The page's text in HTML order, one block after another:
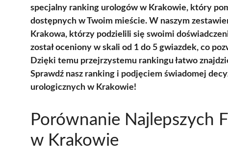
specjalny ranking urologów w Krakowie, który
dostępnych w Twoim mieście. W naszym
Krakowa, którzy podzielili się swoimi
został oceniony w skali od 1 do 5 gwiazdek, co
Dzięki temu przejrzystemu rankingu łatwo
Sprawdź nasz ranking i podjęciem świadomej
urologicznych w Krakowie!
Porównanie Najlepszych
w Krakowie